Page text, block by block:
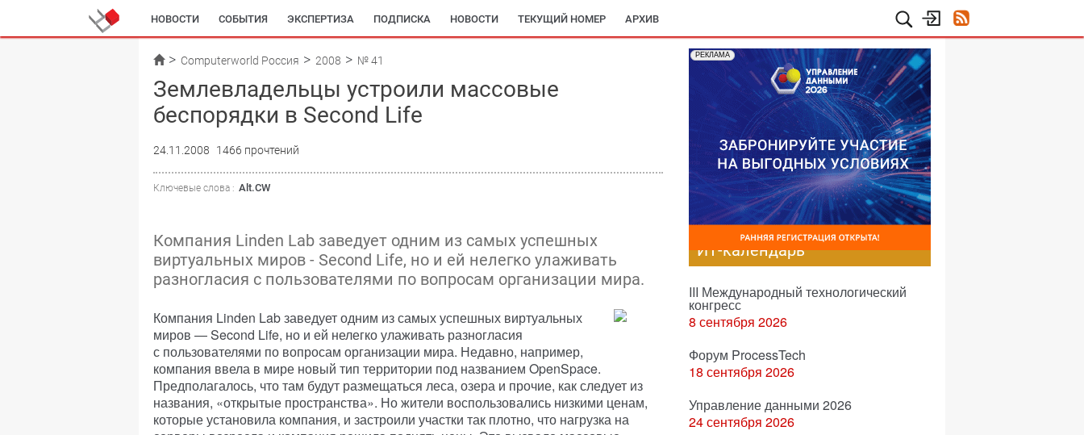
НОВОСТИ СОБЫТИЯ ЭКСПЕРТИЗА ПОДПИСКА НОВОСТИ ТЕКУЩИЙ НОМЕР АРХИВ
Computerworld Россия 2008 № 41
Землевладельцы устроили массовые
беспорядки в Second Life
24.11.2008 1466 прочтений
Ключевые слова : Alt.CW
Компания Linden Lab заведует одним из самых успешных
виртуальных миров - Second Life, но и ей нелегко улаживать
разногласия с пользователями по вопросам организации мира.
Компания Linden Lab заведует одним из самых успешных виртуальных
миров — Second Life, но и ей нелегко улаживать разногласия
с пользователями по вопросам организации мира. Недавно, например,
компания ввела в мире новый тип территории под названием OpenSpace.
Предполагалось, что там будут размещаться леса, озера и прочие, как следует из
названия, «открытые пространства». Но жители воспользовались низкими ценам,
которые установила компания, и застроили участки так плотно, что нагрузка на
РЕКЛАМА
ИТ-календарь
III Международный технологический
конгресс
8 сентября 2026
Форум ProcessTech
18 сентября 2026
Управление данными 2026
24 сентября 2026